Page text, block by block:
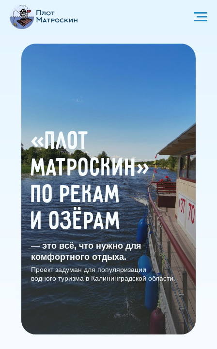
«Плот
Матроскин»
по рекам
и озёрам
— это всё, что нужно для
комфортного отдыха.
Проект задуман для популяризации
водного туризма в Калининградской области.